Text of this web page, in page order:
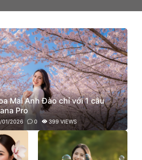
Mai Anh Đào chỉ với 1 câu
Pro
01/2026 0 399 VIEWS